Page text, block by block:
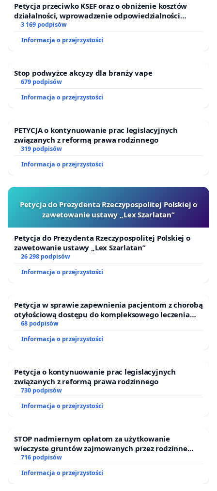
Petycja przeciwko KSEF oraz o obniżenie kosztów
działalności, wprowadzenie odpowiedzialności
finansowej kluczowych urzędników i sędziów
3 169 podpisów
Informacja o przejrzystości
Stop podwyżce akcyzy dla branży vape
679 podpisów
Informacja o przejrzystości
PETYCJA o kontynuowanie prac legislacyjnych
związanych z reformą prawa rodzinnego
319 podpisów
Informacja o przejrzystości
Petycja do Prezydenta Rzeczypospolitej Polskiej o
zawetowanie ustawy „Lex Szarlatan”
Petycja do Prezydenta Rzeczypospolitej Polskiej o
zawetowanie ustawy „Lex Szarlatan”
26 298 podpisów
Informacja o przejrzystości
Petycja w sprawie zapewnienia pacjentom z chorobą
otyłościową dostępu do kompleksowego leczenia
oraz programów profilaktycznych.
68 podpisów
Informacja o przejrzystości
Petycja o kontynuowanie prac legislacyjnych
związanych z reformą prawa rodzinnego
730 podpisów
Informacja o przejrzystości
STOP nadmiernym opłatom za użytkowanie
wieczyste gruntów zajmowanych przez rodzinne
ogrody działkowe.
716 podpisów
Informacja o przejrzystości